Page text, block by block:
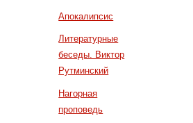
Апокалипсис
Литературные
беседы. Виктор
Рутминский
Нагорная
проповедь